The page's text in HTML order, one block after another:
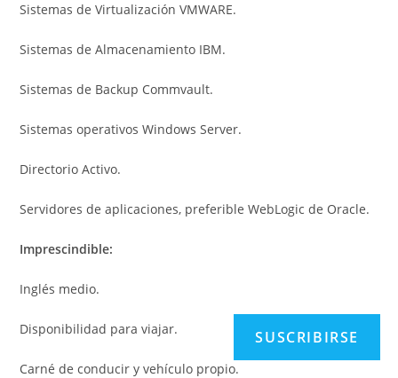
Sistemas de Virtualización VMWARE.
Sistemas de Almacenamiento IBM.
Sistemas de Backup Commvault.
Sistemas operativos Windows Server.
Directorio Activo.
Servidores de aplicaciones, preferible WebLogic de Oracle.
Imprescindible:
Inglés medio.
Disponibilidad para viajar.
Carné de conducir y vehículo propio.
SUSCRIBIRSE